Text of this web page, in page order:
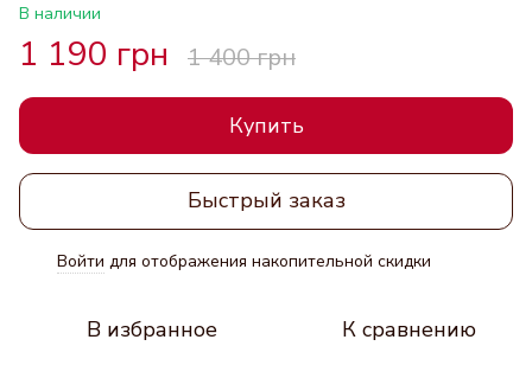
В наличии
1 190 грн 1 400 грн
Купить
Быстрый заказ
Войти для отображения накопительной скидки
В избранное К сравнению